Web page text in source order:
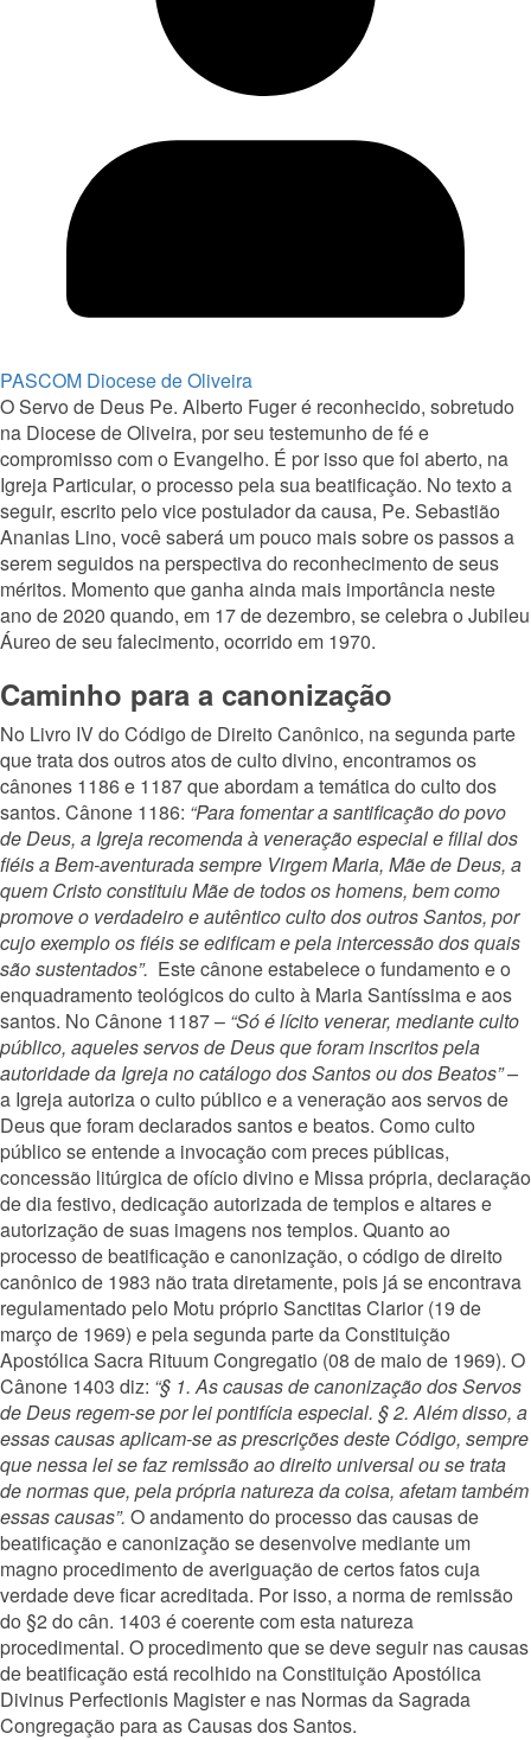
PASCOM Diocese de Oliveira
O Servo de Deus Pe. Alberto Fuger é reconhecido, sobretudo
na Diocese de Oliveira, por seu testemunho de fé e
compromisso com o Evangelho. É por isso que foi aberto, na
Igreja Particular, o processo pela sua beatificação. No texto a
seguir, escrito pelo vice postulador da causa, Pe. Sebastião
Ananias Lino, você saberá um pouco mais sobre os passos a
serem seguidos na perspectiva do reconhecimento de seus
méritos. Momento que ganha ainda mais importância neste
ano de 2020 quando, em 17 de dezembro, se celebra o Jubileu
Áureo de seu falecimento, ocorrido em 1970.
Caminho para a canonização
No Livro IV do Código de Direito Canônico, na segunda parte
que trata dos outros atos de culto divino, encontramos os
cânones 1186 e 1187 que abordam a temática do culto dos
santos. Cânone 1186: “Para fomentar a santificação do povo
de Deus, a Igreja recomenda à veneração especial e filial dos
fiéis a Bem-aventurada sempre Virgem Maria, Mãe de Deus, a
quem Cristo constituiu Mãe de todos os homens, bem como
promove o verdadeiro e autêntico culto dos outros Santos, por
cujo exemplo os fiéis se edificam e pela intercessão dos quais
são sustentados”. Este cânone estabelece o fundamento e o
enquadramento teológicos do culto à Maria Santíssima e aos
santos. No Cânone 1187 – “Só é lícito venerar, mediante culto
público, aqueles servos de Deus que foram inscritos pela
autoridade da Igreja no catálogo dos Santos ou dos Beatos” –
a Igreja autoriza o culto público e a veneração aos servos de
Deus que foram declarados santos e beatos. Como culto
público se entende a invocação com preces públicas,
concessão litúrgica de ofício divino e Missa própria, declaração
de dia festivo, dedicação autorizada de templos e altares e
autorização de suas imagens nos templos. Quanto ao
processo de beatificação e canonização, o código de direito
canônico de 1983 não trata diretamente, pois já se encontrava
regulamentado pelo Motu próprio Sanctitas Clarior (19 de
março de 1969) e pela segunda parte da Constituição
Apostólica Sacra Rituum Congregatio (08 de maio de 1969). O
Cânone 1403 diz: “§ 1. As causas de canonização dos Servos
de Deus regem-se por lei pontifícia especial. § 2. Além disso, a
essas causas aplicam-se as prescrições deste Código, sempre
que nessa lei se faz remissão ao direito universal ou se trata
de normas que, pela própria natureza da coisa, afetam também
essas causas”. O andamento do processo das causas de
beatificação e canonização se desenvolve mediante um
magno procedimento de averiguação de certos fatos cuja
verdade deve ficar acreditada. Por isso, a norma de remissão
do §2 do cân. 1403 é coerente com esta natureza
procedimental. O procedimento que se deve seguir nas causas
de beatificação está recolhido na Constituição Apostólica
Divinus Perfectionis Magister e nas Normas da Sagrada
Congregação para as Causas dos Santos.